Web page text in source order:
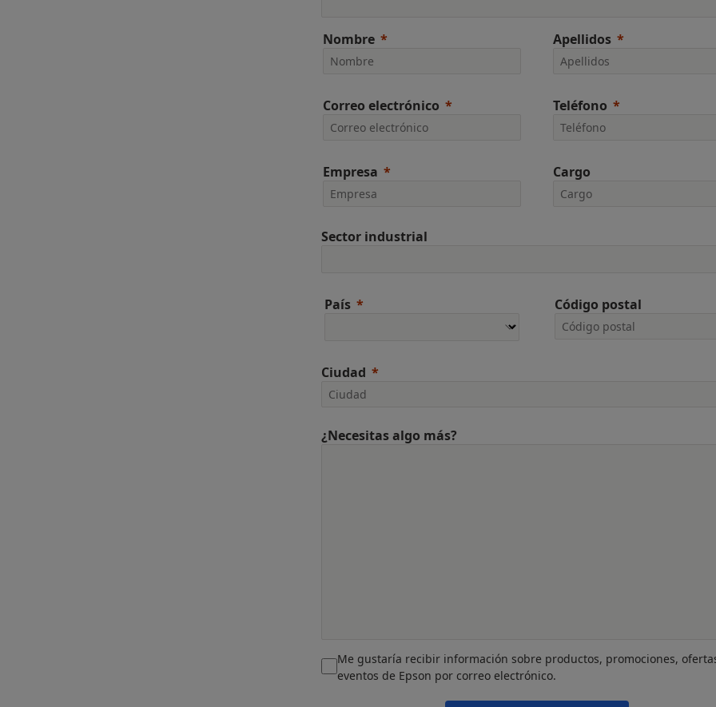
Nombre Apellidos
Correo electrónico Teléfono
Empresa Cargo
Sector industrial
País Código postal
Ciudad
¿Necesitas algo más?
Me gustaría recibir información sobre productos, promociones,
eventos de Epson por correo electrónico.